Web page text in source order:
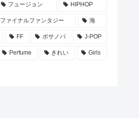
フュージョン HIPHOP
ファイナルファンタジー 海
FF ボサノバ J-POP
Perfume きれい Girls